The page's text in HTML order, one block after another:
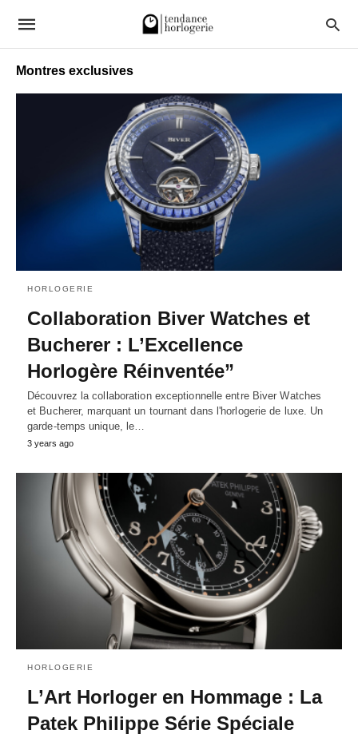
Montres exclusives
HORLOGERIE
Collaboration Biver Watches et
Bucherer : L’Excellence
Horlogère Réinventée”
Découvrez la collaboration exceptionnelle entre Biver Watches
et Bucherer, marquant un tournant dans l'horlogerie de luxe. Un
garde-temps unique, le…
3 years ago
HORLOGERIE
L’Art Horloger en Hommage : La
Patek Philippe Série Spéciale